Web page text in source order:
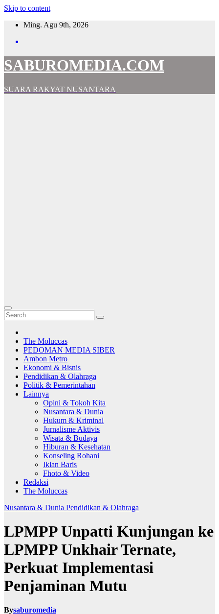
Skip to content
Ming. Agu 9th, 2026
SABUROMEDIA.COM
SUARA RAKYAT NUSANTARA
The Moluccas
PEDOMAN MEDIA SIBER
Ambon Metro
Ekonomi & Bisnis
Pendidikan & Olahraga
Politik & Pemerintahan
Lainnya
Opini & Tokoh Kita
Nusantara & Dunia
Hukum & Kriminal
Jurnalisme Aktivis
Wisata & Budaya
Hiburan & Kesehatan
Konseling Rohani
Iklan Baris
Fhoto & Video
Redaksi
The Moluccas
Nusantara & Dunia Pendidikan & Olahraga
LPMPP Unpatti Kunjungan ke
LPMPP Unkhair Ternate,
Perkuat Implementasi
Penjaminan Mutu
Bysaburomedia